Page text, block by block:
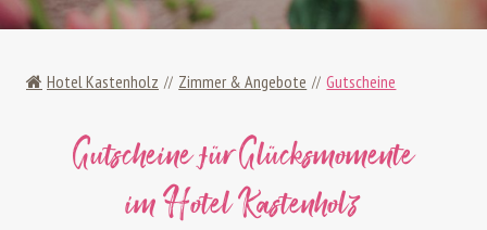
Hotel Kastenholz Zimmer & Angebote Gutscheine
Gutscheine für Glücksmomente
im Hotel Kastenholz